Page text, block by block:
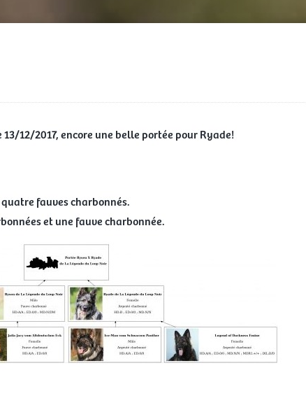
13/12/2017, encore une belle portée pour Ryade!
fauves charbonnés.
et une fauve charbonnée.